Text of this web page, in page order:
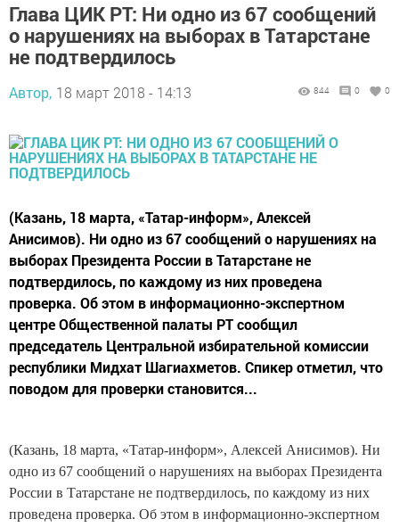
Глава ЦИК РТ: Ни одно из 67 сообщений
о нарушениях на выборах в Татарстане
не подтвердилось
Автор, 18 март 2018 - 14:13 844 0 0
(Казань, 18 марта, «Татар-информ», Алексей
Анисимов). Ни одно из 67 сообщений о нарушениях на
выборах Президента России в Татарстане не
подтвердилось, по каждому из них проведена
проверка. Об этом в информационно-экспертном
центре Общественной палаты РТ сообщил
председатель Центральной избирательной комиссии
республики Мидхат Шагиахметов. Спикер отметил, что
поводом для проверки становится...
(Казань, 18 марта, «Татар-информ», Алексей Анисимов). Ни
одно из 67 сообщений о нарушениях на выборах Президента
России в Татарстане не подтвердилось, по каждому из них
проведена проверка. Об этом в информационно-экспертном